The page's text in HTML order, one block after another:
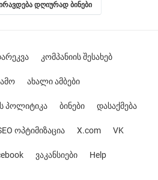
დღიურად ბინები
კომპანიის შესახებ
ახალი ამბები
პოლიტიკა ბინები დასაქმება
ოპტიმიზაცია X.com VK
ვაკანსიები Help